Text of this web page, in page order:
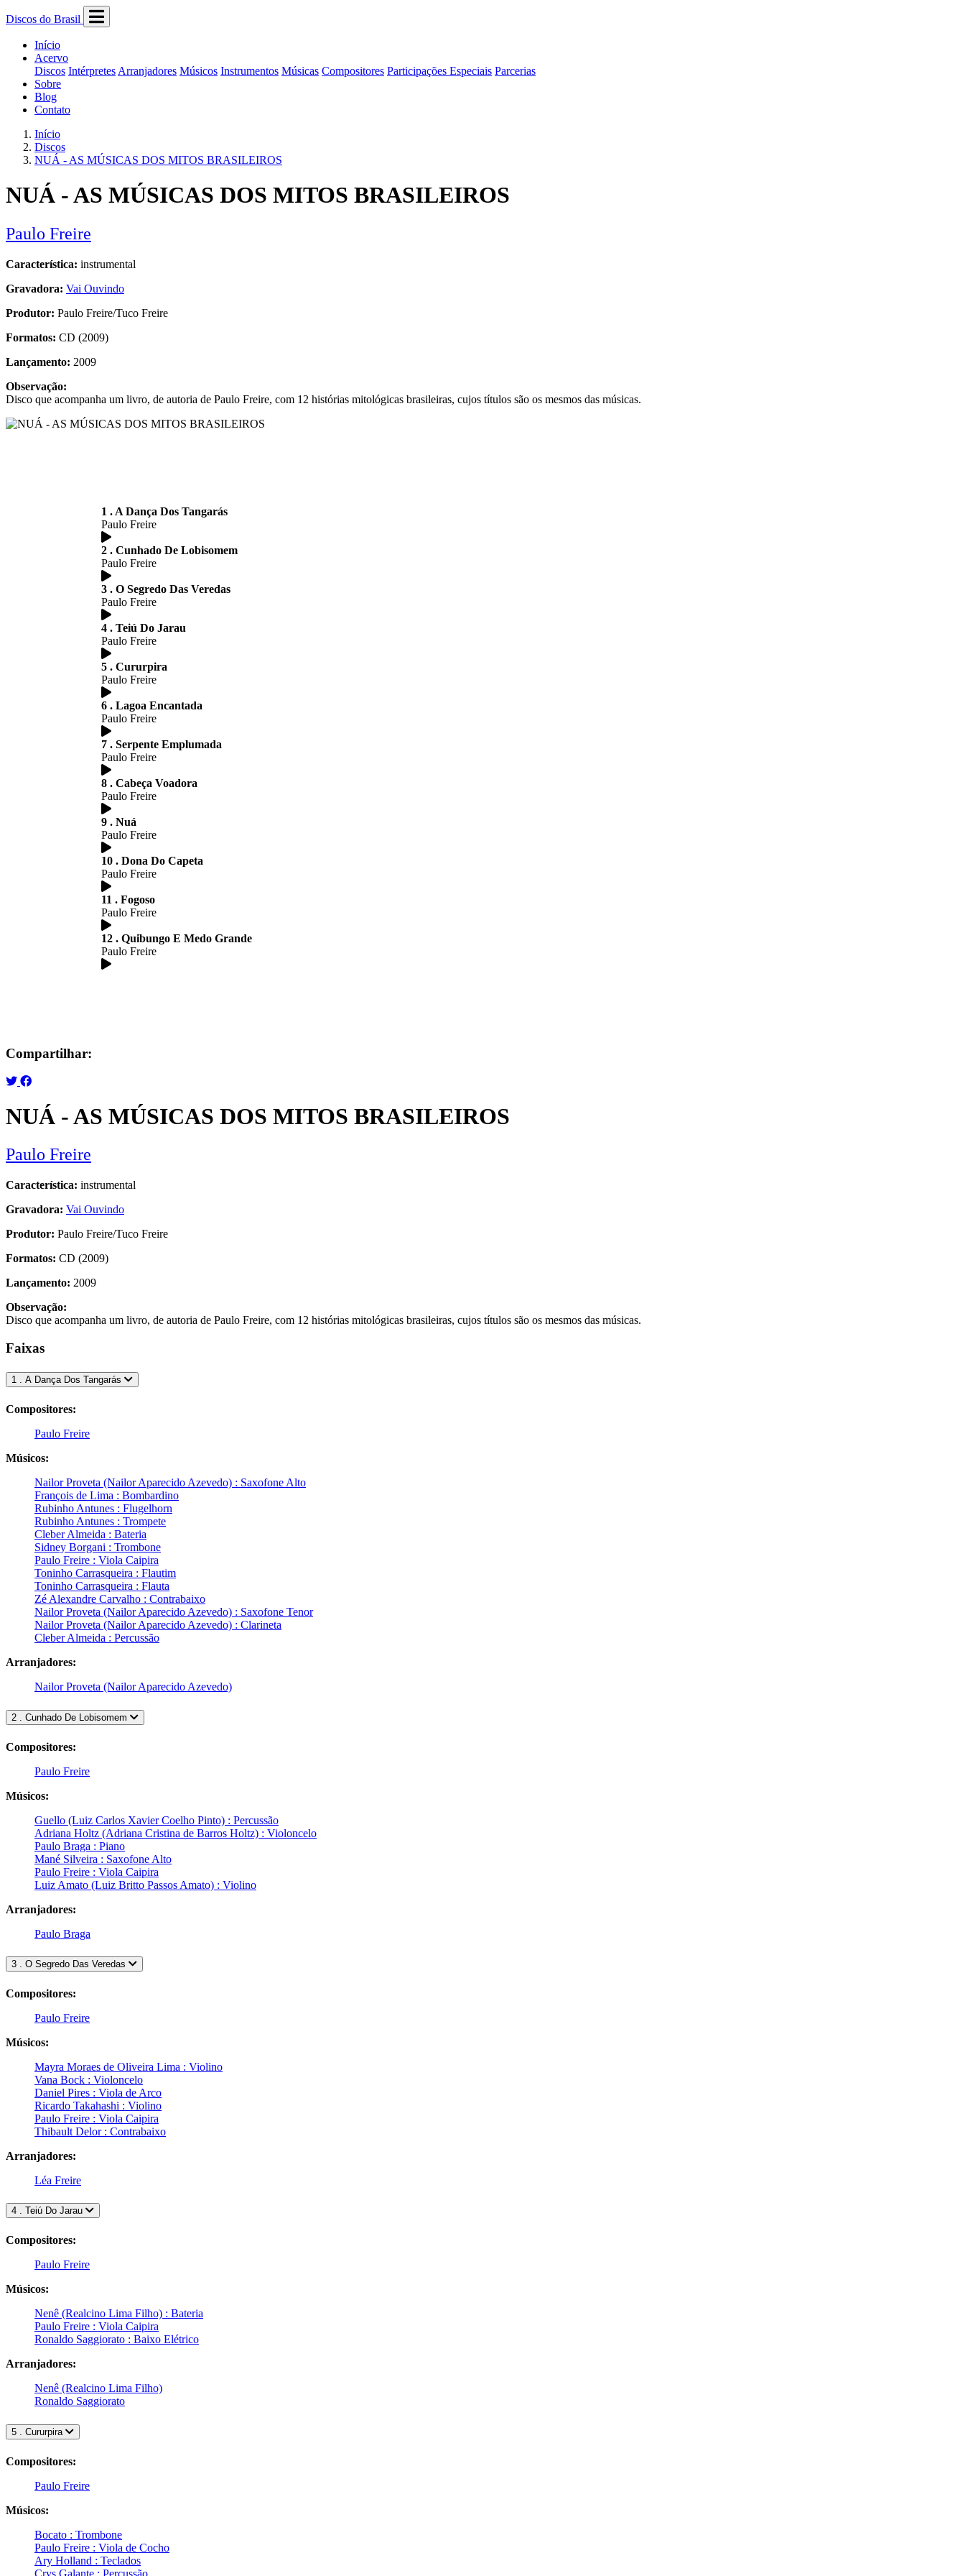
Discos do Brasil
Início
Acervo
Discos Intérpretes Arranjadores Músicos Instrumentos Músicas Compositores Participações Especiais Parcerias
Sobre
Blog
Contato
Início
Discos
NUÁ - AS MÚSICAS DOS MITOS BRASILEIROS
NUÁ - AS MÚSICAS DOS MITOS BRASILEIROS
Paulo Freire
Característica: instrumental
Gravadora: Vai Ouvindo
Produtor: Paulo Freire/Tuco Freire
Formatos: CD (2009)
Lançamento: 2009
Observação:
Disco que acompanha um livro, de autoria de Paulo Freire, com 12 histórias mitológicas brasileiras, cujos títulos são os mesmos das músicas.
1 . A Dança Dos Tangarás
Paulo Freire
2 . Cunhado De Lobisomem
Paulo Freire
3 . O Segredo Das Veredas
Paulo Freire
4 . Teiú Do Jarau
Paulo Freire
5 . Cururpira
Paulo Freire
6 . Lagoa Encantada
Paulo Freire
7 . Serpente Emplumada
Paulo Freire
8 . Cabeça Voadora
Paulo Freire
9 . Nuá
Paulo Freire
10 . Dona Do Capeta
Paulo Freire
11 . Fogoso
Paulo Freire
12 . Quibungo E Medo Grande
Paulo Freire
Compartilhar:
NUÁ - AS MÚSICAS DOS MITOS BRASILEIROS
Paulo Freire
Característica: instrumental
Gravadora: Vai Ouvindo
Produtor: Paulo Freire/Tuco Freire
Formatos: CD (2009)
Lançamento: 2009
Observação:
Disco que acompanha um livro, de autoria de Paulo Freire, com 12 histórias mitológicas brasileiras, cujos títulos são os mesmos das músicas.
Faixas
1 . A Dança Dos Tangarás
Compositores:
Paulo Freire
Músicos:
Nailor Proveta (Nailor Aparecido Azevedo) : Saxofone Alto
François de Lima : Bombardino
Rubinho Antunes : Flugelhorn
Rubinho Antunes : Trompete
Cleber Almeida : Bateria
Sidney Borgani : Trombone
Paulo Freire : Viola Caipira
Toninho Carrasqueira : Flautim
Toninho Carrasqueira : Flauta
Zé Alexandre Carvalho : Contrabaixo
Nailor Proveta (Nailor Aparecido Azevedo) : Saxofone Tenor
Nailor Proveta (Nailor Aparecido Azevedo) : Clarineta
Cleber Almeida : Percussão
Arranjadores:
Nailor Proveta (Nailor Aparecido Azevedo)
2 . Cunhado De Lobisomem
Compositores:
Paulo Freire
Músicos:
Guello (Luiz Carlos Xavier Coelho Pinto) : Percussão
Adriana Holtz (Adriana Cristina de Barros Holtz) : Violoncelo
Paulo Braga : Piano
Mané Silveira : Saxofone Alto
Paulo Freire : Viola Caipira
Luiz Amato (Luiz Britto Passos Amato) : Violino
Arranjadores:
Paulo Braga
3 . O Segredo Das Veredas
Compositores:
Paulo Freire
Músicos:
Mayra Moraes de Oliveira Lima : Violino
Vana Bock : Violoncelo
Daniel Pires : Viola de Arco
Ricardo Takahashi : Violino
Paulo Freire : Viola Caipira
Thibault Delor : Contrabaixo
Arranjadores:
Léa Freire
4 . Teiú Do Jarau
Compositores:
Paulo Freire
Músicos:
Nenê (Realcino Lima Filho) : Bateria
Paulo Freire : Viola Caipira
Ronaldo Saggiorato : Baixo Elétrico
Arranjadores:
Nenê (Realcino Lima Filho)
Ronaldo Saggiorato
5 . Cururpira
Compositores:
Paulo Freire
Músicos:
Bocato : Trombone
Paulo Freire : Viola de Cocho
Ary Holland : Teclados
Crys Galante : Percussão